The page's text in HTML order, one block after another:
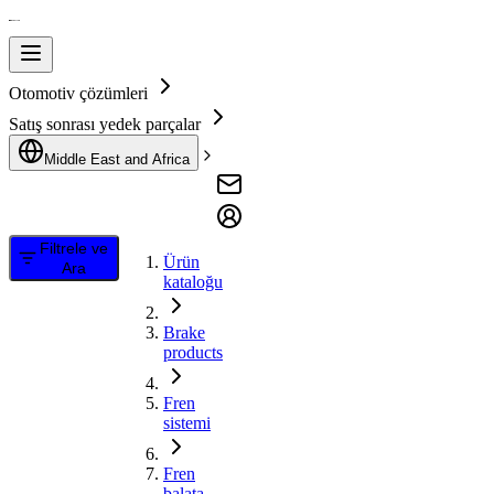
Otomotiv çözümleri
Satış sonrası yedek parçalar
Middle East and Africa
Filtrele ve
Ara
Ürün
kataloğu
Brake
products
Fren
sistemi
Fren